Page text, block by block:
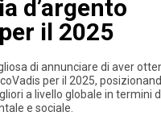
d’argento
il 2025
di annunciare di aver
per il 2025,
a livello globale in termini
e sociale.